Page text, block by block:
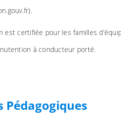
est certifiée pour les familles
à conducteur porté.
Pédagogiques